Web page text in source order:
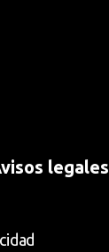
legales